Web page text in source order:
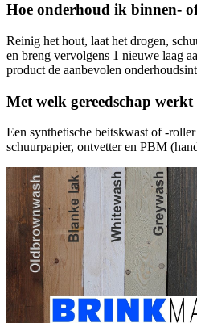
Hoe onderhoud ik binnen-
Reinig het hout, laat het drogen,
en breng vervolgens 1 nieuwe laag
product de aanbevolen
Met welk gereedschap
Een synthetische beitskwast of -
schuurpapier, ontvetter en PBM